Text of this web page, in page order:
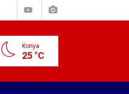
Konya
25 °C